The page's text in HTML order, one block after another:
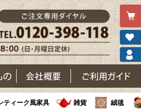
ティーク風家具 雑貨 絨毯